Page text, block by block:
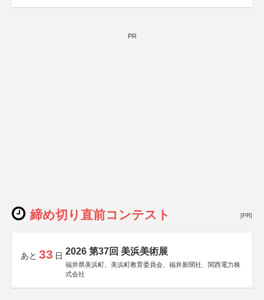
PR
締め切り直前コンテスト [PR]
あと 33 日 2026 第37回 美浜美術展
福井県美浜町、美浜町教育委員会、福井新聞社、関西電力株
式会社